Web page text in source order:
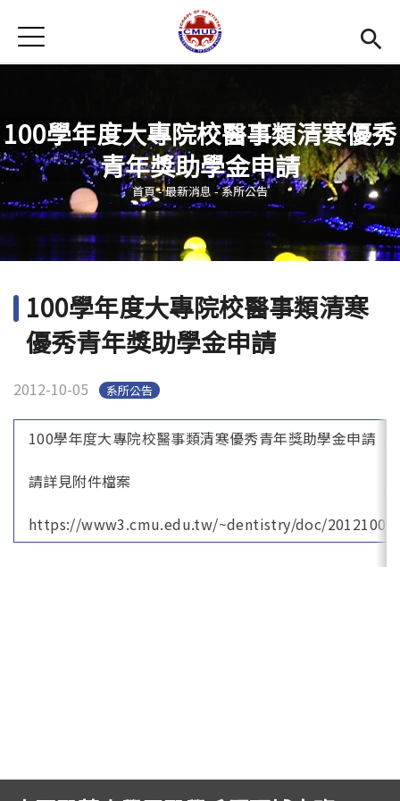
首頁
招生訊息
Open
系所簡介
Open
教學環境
Open
學生專區
Jump to Navigation
Jump to Main content
100學年度大專院校醫事類清寒優秀
青年獎助學金申請
您在這裡
首頁-最新消息-系所公告
100學年度大專院校醫事類清寒
優秀青年獎助學金申請
2012-10-05 系所公告
100學年度大專院校醫事類清寒優秀青年獎助學金申請
請詳見附件檔案
https://www3.cmu.edu.tw/~dentistry/doc/